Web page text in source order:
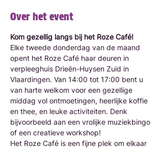
Over het event
Kom gezellig langs bij het Roze Café!
Elke tweede donderdag van de maand
opent het Roze Café haar deuren in
verpleeghuis Drieën-Huysen Zuid in
Vlaardingen. Van 14:00 tot 17:00 bent u
van harte welkom voor een gezellige
middag vol ontmoetingen, heerlijke koffie
en thee, en leuke activiteiten. Denk
bijvoorbeeld aan een vrolijke muziekbingo
of een creatieve workshop!
Het Roze Café is een fijne plek om elkaar